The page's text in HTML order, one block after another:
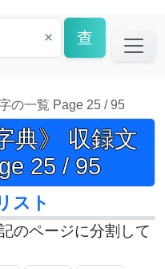
× 查
の一覧 Page 25 / 95
典》 収録文
25 / 95
スト
のページに分割して